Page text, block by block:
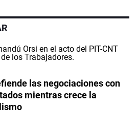
las negociaciones con
mientras crece la